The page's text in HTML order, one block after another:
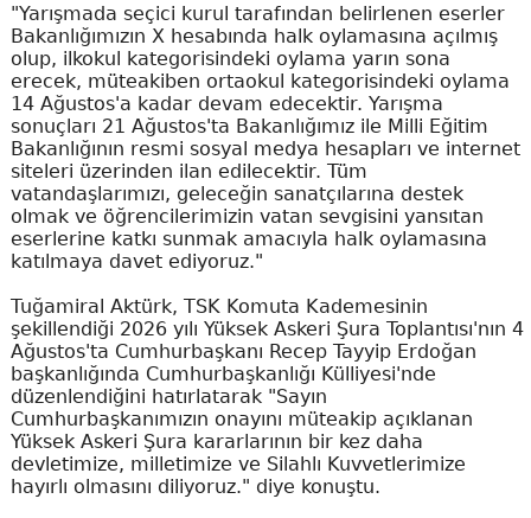
"Yarışmada seçici kurul tarafından belirlenen eserler
Bakanlığımızın X hesabında halk oylamasına açılmış
olup, ilkokul kategorisindeki oylama yarın sona
erecek, müteakiben ortaokul kategorisindeki oylama
14 Ağustos'a kadar devam edecektir. Yarışma
sonuçları 21 Ağustos'ta Bakanlığımız ile Milli Eğitim
Bakanlığının resmi sosyal medya hesapları ve internet
siteleri üzerinden ilan edilecektir. Tüm
vatandaşlarımızı, geleceğin sanatçılarına destek
olmak ve öğrencilerimizin vatan sevgisini yansıtan
eserlerine katkı sunmak amacıyla halk oylamasına
katılmaya davet ediyoruz."
Tuğamiral Aktürk, TSK Komuta Kademesinin
şekillendiği 2026 yılı Yüksek Askeri Şura Toplantısı'nın 4
Ağustos'ta Cumhurbaşkanı Recep Tayyip Erdoğan
başkanlığında Cumhurbaşkanlığı Külliyesi'nde
düzenlendiğini hatırlatarak "Sayın
Cumhurbaşkanımızın onayını müteakip açıklanan
Yüksek Askeri Şura kararlarının bir kez daha
devletimize, milletimize ve Silahlı Kuvvetlerimize
hayırlı olmasını diliyoruz." diye konuştu.